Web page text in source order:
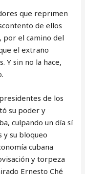
que reprimen
de ellos
por el camino del
el extraño
Y sin no la hace,
de los
su poder y
culpando un día sí
y su bloqueo
cubana
y torpeza
Ernesto Ché